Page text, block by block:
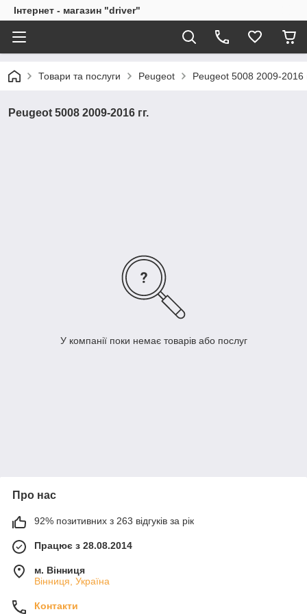
Інтернет - магазин "driver"
Товари та послуги Peugeot Peugeot 5008 2009-2016
Peugeot 5008 2009-2016 гг.
У компанії поки немає товарів або послуг
Про нас
92% позитивних з 263 відгуків за рік
Працює з 28.08.2014
м. Вінниця
Вінниця, Україна
Контакти